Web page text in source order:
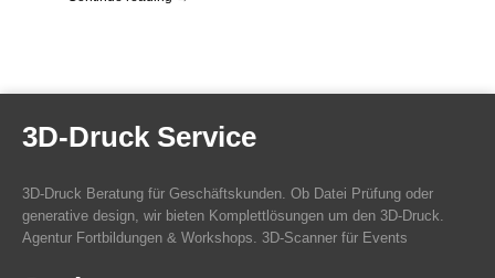
3D-Druck Service
3D-Druck Beratung für Geschäftskunden. Ob Datei Prüfung oder
generative design, wir bieten Komplettlösungen um den 3D-Druck.
Agentur Fortbildungen & Workshops. 3D-Scanner für Events